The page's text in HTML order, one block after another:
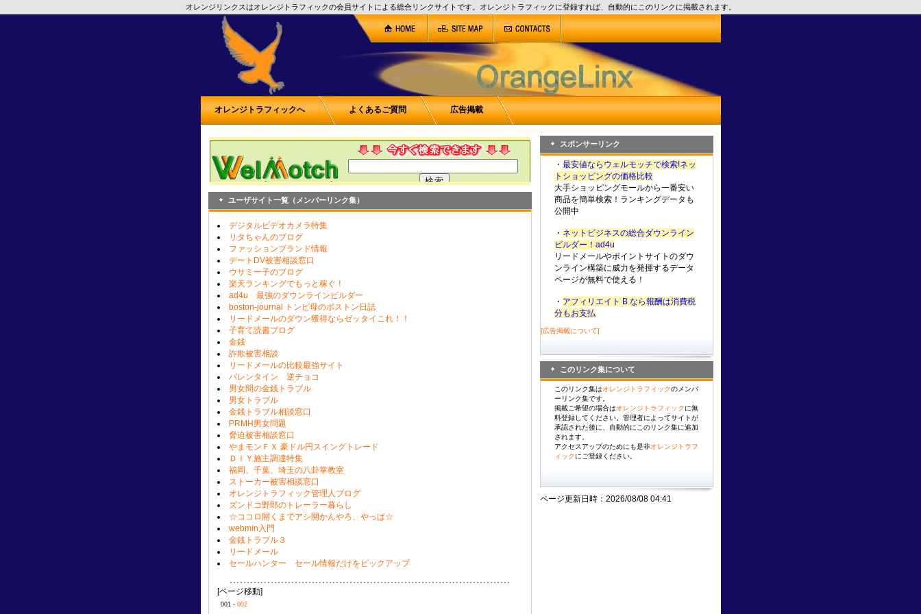
オレンジリンクスはオレンジトラフィックの会員サイトによる総合リンクサイトです。オレンジトラフィックに登録すれば、自動的にこのリンクに掲載されます。
オレンジトラフィックへ よくあるご質問 広告掲載
ユーザサイト一覧（メンバーリンク集）
デジタルビデオカメラ特集
リタちゃんのブログ
ファッションブランド情報
デートDV被害相談窓口
ウサミー子のブログ
楽天ランキングでもっと稼ぐ！
ad4u 最強のダウンラインビルダー
boston-journal トンビ母のボストン日誌
リードメールのダウン獲得ならゼッタイこれ！！
子育て読書ブログ
金銭
詐欺被害相談
リードメールの比較最強サイト
バレンタイン 逆チョコ
男女間の金銭トラブル
男女トラブル
金銭トラブル相談窓口
PRMH男女問題
脅迫被害相談窓口
やまモンＦＸ 豪ドル円スイングトレード
ＤＩＹ施主調達特集
福岡、千葉、埼玉の八卦掌教室
ストーカー被害相談窓口
オレンジトラフィック管理人ブログ
ズンドコ野郎のトレーラー暮らし
☆ココロ開くまでアシ開かんやろ、やっぱ☆
webmin入門
金銭トラブル３
リードメール
セールハンター セール情報だけをピックアップ
[ページ移動]
001 - 002
スポンサーリンク
・ 最安値ならウェルモッチで検索!ネッ
トショッピングの価格比較
大手ショッピングモールから一番安い
商品を簡単検索！ランキングデータも
公開中
・ ネットビジネスの総合ダウンライン
ビルダー！ad4u
リードメールやポイントサイトのダウ
ンライン構築に威力を発揮するデータ
ページが無料で使える！
・ アフィリエイト B なら報酬は消費税
分もお支払
[広告掲載について]
このリンク集について
このリンク集はオレンジトラフィックのメンバ
ーリンク集です。
掲載ご希望の場合はオレンジトラフィックに無
料登録してください。管理者によってサイトが
承認された後に、自動的にこのリンク集に追加
されます。
アクセスアップのためにも是非オレンジトラフ
ィックにご登録ください。
ページ更新日時：2026/08/08 04:41